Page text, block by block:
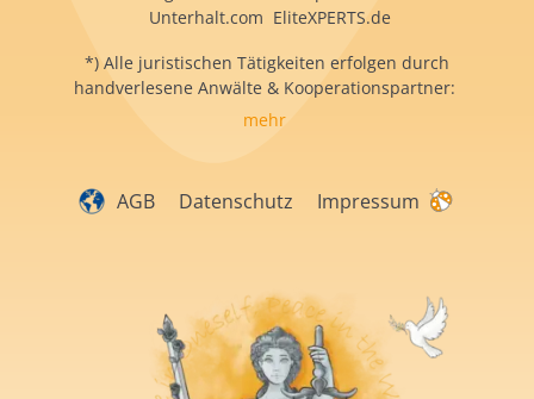
Unterhalt.com EliteXPERTS.de
*) Alle juristischen Tätigkeiten erfolgen durch
handverlesene Anwälte & Kooperationspartner:
mehr
AGB Datenschutz Impressum